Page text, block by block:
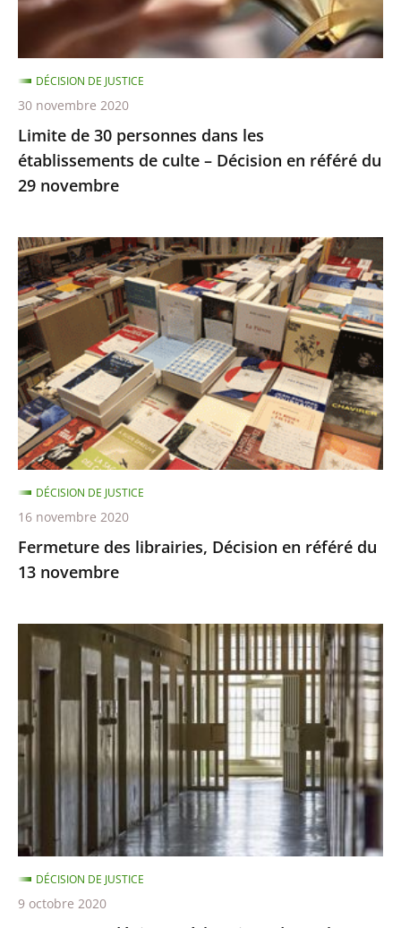
de
culte
–
Décision
en
référé
du
29
Limite de 30 personnes dans les
établissements de culte – Décision en référé du
29 novembre
DÉCISION DE JUSTICE
30 novembre 2020
Fermeture
des
librairies,
Décision
en
référé
du
13
novembre
Fermeture des librairies, Décision en référé du
13 novembre
DÉCISION DE JUSTICE
16 novembre 2020
Masques
la
prison
de
Toulouse-
Seysses
–
Décision
en
DÉCISION DE JUSTICE
9 octobre 2020